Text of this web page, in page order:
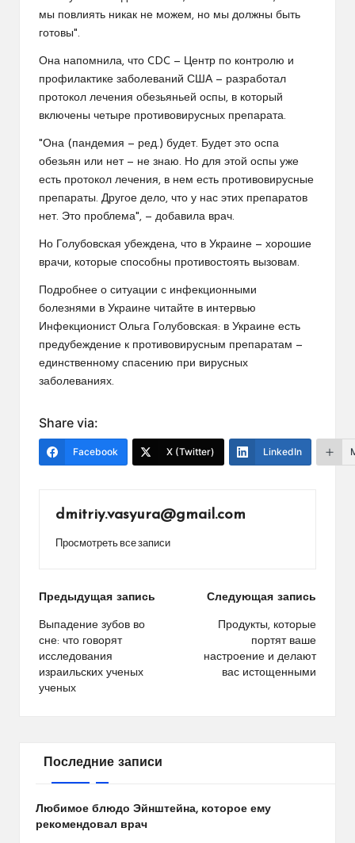
мы повлиять никак не можем, но мы должны быть
готовы".
Она напомнила, что CDC — Центр по контролю и
профилактике заболеваний США — разработал
протокол лечения обезьяньей оспы, в который
включены четыре противовирусных препарата.
"Она (пандемия — ред.) будет. Будет это оспа
обезьян или нет — не знаю. Но для этой оспы уже
есть протокол лечения, в нем есть противовирусные
препараты. Другое дело, что у нас этих препаратов
нет. Это проблема", — добавила врач.
Но Голубовская убеждена, что в Украине — хорошие
врачи, которые способны противостоять вызовам.
Подробнее о ситуации с инфекционными
болезнями в Украине читайте в интервью
Инфекционист Ольга Голубовская: в Украине есть
предубеждение к противовирусным препаратам —
единственному спасению при вирусных
заболеваниях.
Share via:
Facebook X (Twitter) LinkedIn
dmitriy.vasyura@gmail.com
Просмотреть все записи
Навигация
по
записям
Предыдущая запись
Выпадение зубов во
сне: что говорят
исследования
израильских ученых
ученых
Следующая запись
Продукты, которые
портят ваше
настроение и делают
вас истощенными
Последние записи
Любимое блюдо Эйнштейна, которое ему
рекомендовал врач